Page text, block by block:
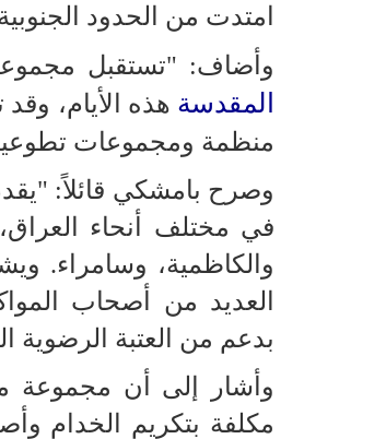
امتدت من الحدود
وأضاف: "تستقبل
المقدسة هذه الأيام،
منظمة ومجموعات
وصرح بامشكي قائلاً:
في مختلف أنحاء
والكاظمية، وسامراء.
العديد من أصحاب
بدعم من العتبة الرضوية
وأشار إلى أن مجموعة
مكلفة بتكريم الخدام